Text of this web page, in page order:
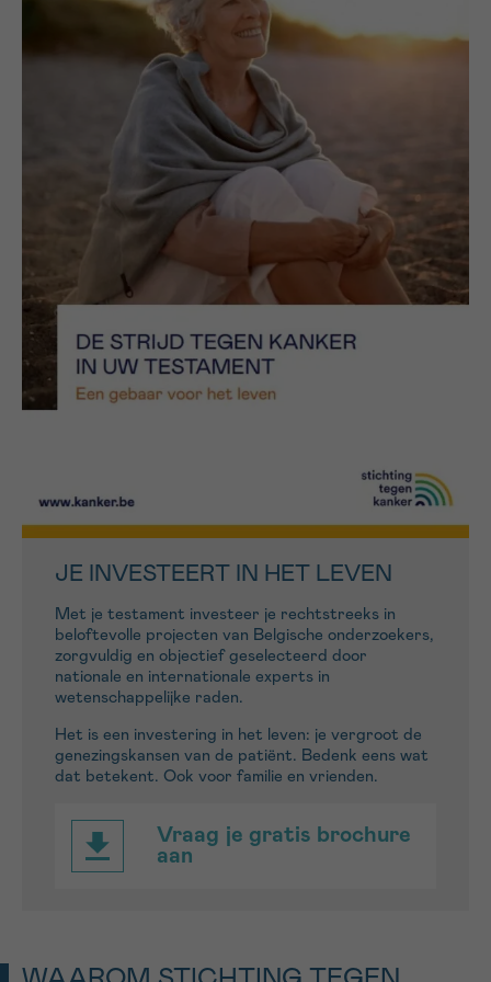
JE INVESTEERT IN HET LEVEN
Met je testament investeer je rechtstreeks in
beloftevolle projecten van Belgische onderzoekers,
zorgvuldig en objectief geselecteerd door
nationale en internationale experts in
wetenschappelijke raden.
Het is een investering in het leven: je vergroot de
genezingskansen van de patiënt. Bedenk eens wat
dat betekent. Ook voor familie en vrienden.
Vraag je gratis brochure
aan
MIJN VRAAG